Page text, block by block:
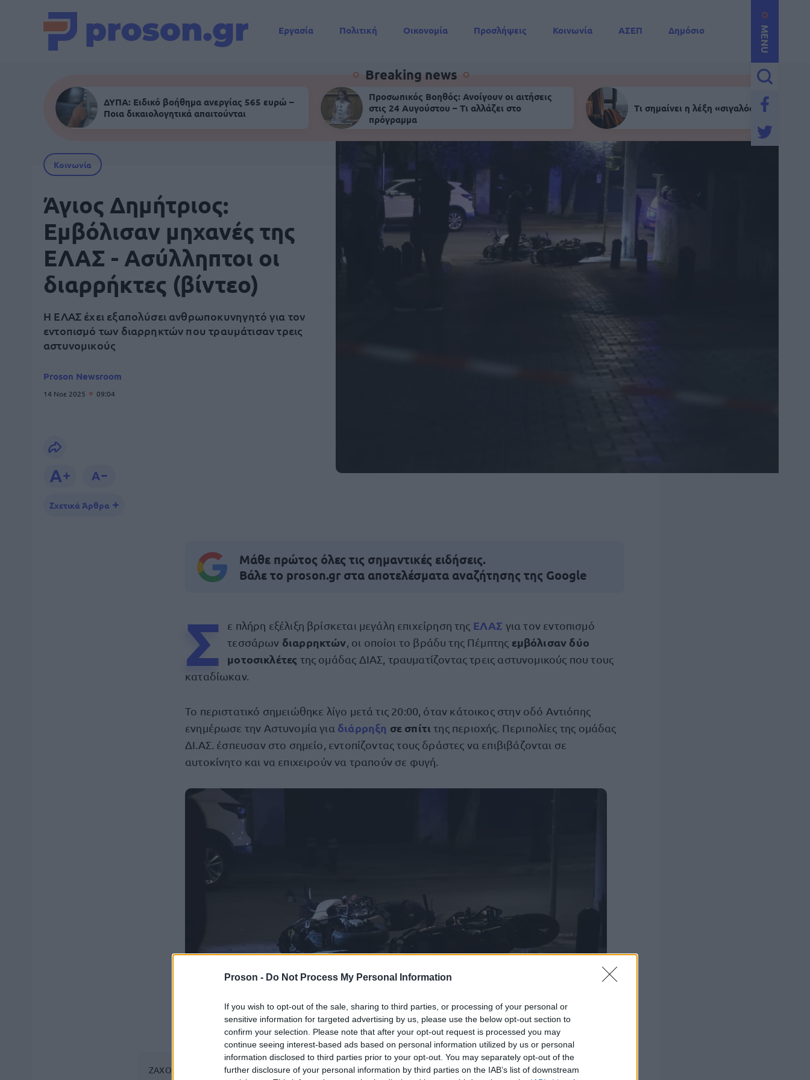
Proson - Do Not Process My Personal Information
If you wish to opt-out of the sale, sharing to third parties, or processing of your personal or
sensitive information for targeted advertising by us, please use the below opt-out section to
confirm your selection. Please note that after your opt-out request is processed you may
continue seeing interest-based ads based on personal information utilized by us or personal
information disclosed to third parties prior to your opt-out. You may separately opt-out of the
further disclosure of your personal information by third parties on the IAB’s list of downstream
MENU
Εργασία Πολιτική Οικονομία Προσλήψεις Κοινωνία ΑΣΕΠ
Δημόσιο
Breaking news
ΔΥΠΑ: Ειδικό βοήθημα ανεργίας 565 ευρώ –
Ποια δικαιολογητικά απαιτούνται
Προσωπικός Βοηθός: Ανοίγουν οι αιτήσεις
στις 24 Αυγούστου – Τι αλλάζει στο
πρόγραμμα
Τι σημαίνει η λέξη «σιγαλός»
Κοινωνία
Άγιος Δημήτριος:
Eμβόλισαν μηχανές της
ΕΛΑΣ - Ασύλληπτοι οι
διαρρήκτες (βίντεο)
Η ΕΛΑΣ έχει εξαπολύσει ανθρωποκυνηγητό για τον
εντοπισμό των διαρρηκτών που τραυμάτισαν τρεις
αστυνομικούς
Proson Newsroom
14 Νοε 2025 09:04
Σχετικά Άρθρα
Μάθε πρώτος όλες τις σημαντικές ειδήσεις.
Βάλε το proson.gr στα αποτελέσματα αναζήτησης της Google
Σ ε πλήρη εξέλιξη βρίσκεται μεγάλη επιχείρηση της ΕΛΑΣ για τον εντοπισμό
τεσσάρων διαρρηκτών , οι οποίοι το βράδυ της Πέμπτης εμβόλισαν δύο
μοτοσικλέτες της ομάδας ΔΙΑΣ, τραυματίζοντας τρεις αστυνομικούς που τους
καταδίωκαν.
Το περιστατικό σημειώθηκε λίγο μετά τις 20:00, όταν κάτοικος στην οδό Αντιόπης
ενημέρωσε την Αστυνομία για διάρρηξη σε σπίτι της περιοχής. Περιπολίες της ομάδας
ΔΙ.ΑΣ. έσπευσαν στο σημείο, εντοπίζοντας τους δράστες να επιβιβάζονται σε
αυτοκίνητο και να επιχειρούν να τραπούν σε φυγή.
ΖΑΧΟΣ ΓΙΩΡΓΟΣ / INTIME NEWS